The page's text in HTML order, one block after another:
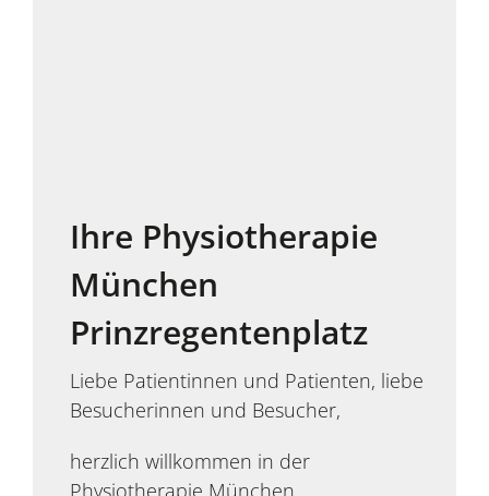
Ihre Physiotherapie
München
Prinzregentenplatz
Liebe Patientinnen und Patienten, liebe
Besucherinnen und Besucher,
herzlich willkommen in der
Physiotherapie München